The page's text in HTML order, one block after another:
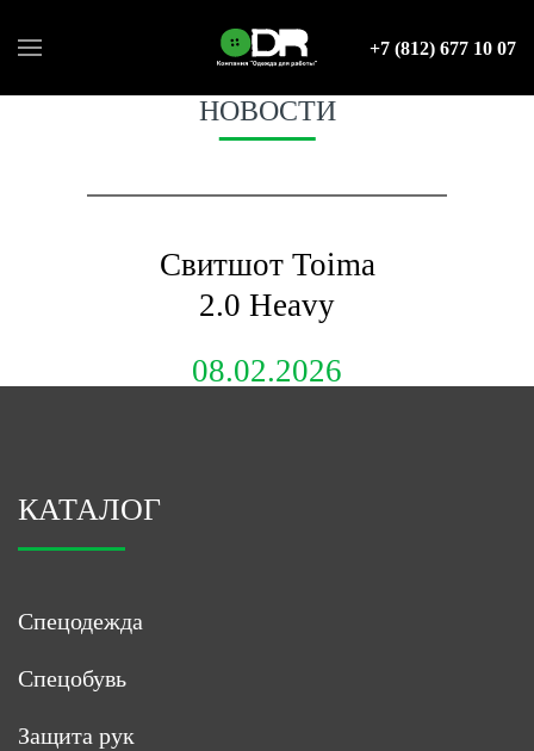
+7 (812) 677 10 07
НОВОСТИ
Свитшот Toima
2.0 Heavy
08.02.2026
КАТАЛОГ
Спецодежда
Спецобувь
Защита рук